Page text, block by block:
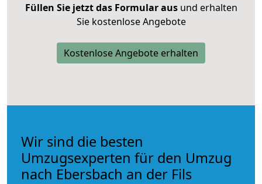
Füllen Sie jetzt das Formular ausund erhalten
Sie kostenlose Angebote
Kostenlose Angebote erhalten
Wir sind die besten
Umzugsexperten für den Umzug
nach Ebersbach an der Fils